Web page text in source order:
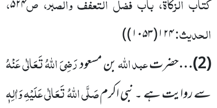
۵۲۴
الحدیث:۱۲۴(۱۰۵۳)
)
(
2
)…حضرتعبداللہبن مسعودرَضِیَ اللہُ تَعَالٰی عَنْہُ
سے روایت ہے ۔ نبی اکرمصَلَّی اللہُ تَعَالٰی عَلَیْہِ وَاٰلِہٖ